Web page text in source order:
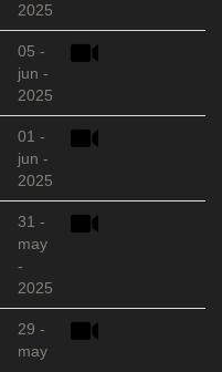
2025
05 -
jun -
2025
01 -
jun -
2025
31 -
may
-
2025
29 -
may